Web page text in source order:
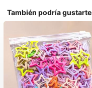
También podría gustarte